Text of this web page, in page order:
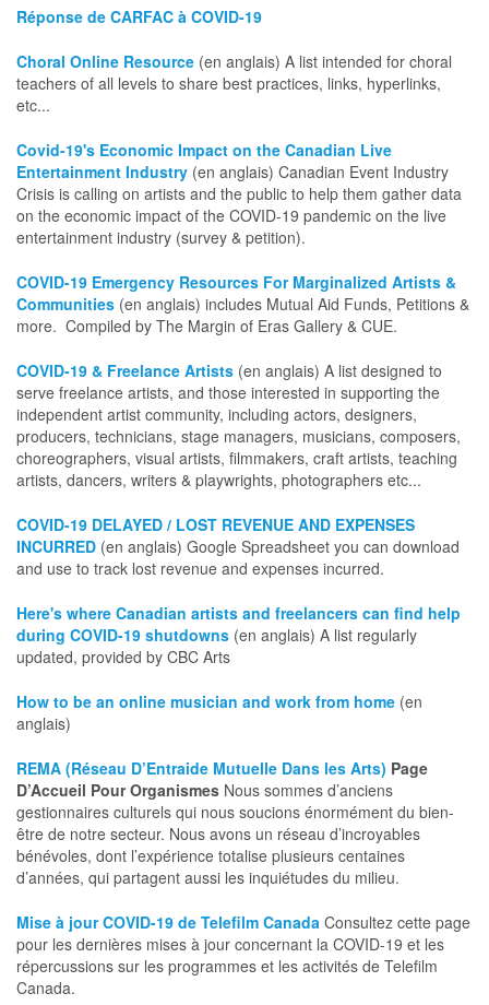
Réponse de CARFAC à COVID-19
Choral Online Resource (en anglais) A list intended for choral
teachers of all levels to share best practices, links, hyperlinks,
etc...
Covid-19's Economic Impact on the Canadian Live
Entertainment Industry (en anglais) Canadian Event Industry
Crisis is calling on artists and the public to help them gather data
on the economic impact of the COVID-19 pandemic on the live
entertainment industry (survey & petition).
COVID-19 Emergency Resources For Marginalized Artists &
Communities (en anglais) includes Mutual Aid Funds, Petitions &
more. Compiled by The Margin of Eras Gallery & CUE.
COVID-19 & Freelance Artists (en anglais) A list designed to
serve freelance artists, and those interested in supporting the
independent artist community, including actors, designers,
producers, technicians, stage managers, musicians, composers,
choreographers, visual artists, filmmakers, craft artists, teaching
artists, dancers, writers & playwrights, photographers etc...
COVID-19 DELAYED / LOST REVENUE AND EXPENSES
INCURRED (en anglais) Google Spreadsheet you can download
and use to track lost revenue and expenses incurred.
Here's where Canadian artists and freelancers can find help
during COVID-19 shutdowns (en anglais) A list regularly
updated, provided by CBC Arts
How to be an online musician and work from home (en
anglais)
REMA (Réseau D’Entraide Mutuelle Dans les Arts) Page
D’Accueil Pour Organismes Nous sommes d’anciens
gestionnaires culturels qui nous soucions énormément du bien-
être de notre secteur. Nous avons un réseau d’incroyables
bénévoles, dont l’expérience totalise plusieurs centaines
d’années, qui partagent aussi les inquiétudes du milieu.
Mise à jour COVID-19 de Telefilm Canada Consultez cette page
pour les dernières mises à jour concernant la COVID-19 et les
répercussions sur les programmes et les activités de Telefilm
Canada.